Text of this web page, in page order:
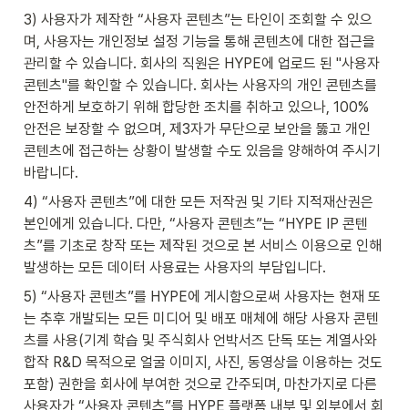
3) 사용자가 제작한 “사용자 콘텐츠”는 타인이 조회할 수 있으
며, 사용자는 개인정보 설정 기능을 통해 콘텐츠에 대한 접근을
관리할 수 있습니다. 회사의 직원은 HYPE에 업로드 된 "사용자
콘텐츠"를 확인할 수 있습니다. 회사는 사용자의 개인 콘텐츠를
안전하게 보호하기 위해 합당한 조치를 취하고 있으나, 100%
안전은 보장할 수 없으며, 제3자가 무단으로 보안을 뚫고 개인
콘텐츠에 접근하는 상황이 발생할 수도 있음을 양해하여 주시기
바랍니다.
4) “사용자 콘텐츠”에 대한 모든 저작권 및 기타 지적재산권은
본인에게 있습니다. 다만, “사용자 콘텐츠”는 “HYPE IP 콘텐
츠”를 기초로 창작 또는 제작된 것으로 본 서비스 이용으로 인해
발생하는 모든 데이터 사용료는 사용자의 부담입니다.
5) “사용자 콘텐츠”를 HYPE에 게시함으로써 사용자는 현재 또
는 추후 개발되는 모든 미디어 및 배포 매체에 해당 사용자 콘텐
츠를 사용(기계 학습 및 주식회사 언박서즈 단독 또는 계열사와
합작 R&D 목적으로 얼굴 이미지, 사진, 동영상을 이용하는 것도
포함) 권한을 회사에 부여한 것으로 간주되며, 마찬가지로 다른
사용자가 “사용자 콘텐츠”를 HYPE 플랫폼 내부 및 외부에서 회